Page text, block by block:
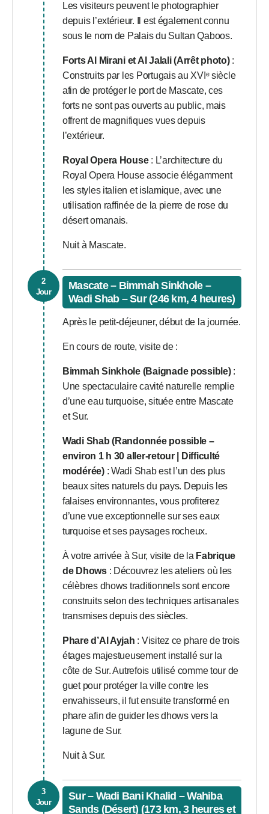
Les visiteurs peuvent le photographier
depuis l’extérieur. Il est également connu
sous le nom de Palais du Sultan Qaboos.
Forts Al Mirani et Al Jalali (Arrêt photo):
Construits par les Portugais au XVIᵉ siècle
afin de protéger le port de Mascate, ces
forts ne sont pas ouverts au public, mais
offrent de magnifiques vues depuis
l’extérieur.
Royal Opera House: L’architecture du
Royal Opera House associe élégamment
les styles italien et islamique, avec une
utilisation raffinée de la pierre de rose du
désert omanais.
Nuit à Mascate.
2
Jour
Mascate – Bimmah Sinkhole –
Wadi Shab – Sur (246 km, 4 heures)
Après le petit-déjeuner, début de la journée.
En cours de route, visite de :
Bimmah Sinkhole (Baignade possible):
Une spectaculaire cavité naturelle remplie
d’une eau turquoise, située entre Mascate
et Sur.
Wadi Shab (Randonnée possible –
environ 1 h 30 aller-retour | Difficulté
modérée): Wadi Shab est l’un des plus
beaux sites naturels du pays. Depuis les
falaises environnantes, vous profiterez
d’une vue exceptionnelle sur ses eaux
turquoise et ses paysages rocheux.
À votre arrivée à Sur, visite de la Fabrique
de Dhows: Découvrez les ateliers où les
célèbres dhows traditionnels sont encore
construits selon des techniques artisanales
transmises depuis des siècles.
Phare d’Al Ayjah : Visitez ce phare de trois
étages majestueusement installé sur la
côte de Sur. Autrefois utilisé comme tour de
guet pour protéger la ville contre les
envahisseurs, il fut ensuite transformé en
phare afin de guider les dhows vers la
lagune de Sur.
Nuit à Sur.
3
Jour
Sur – Wadi Bani Khalid – Wahiba
Sands (Désert) (173 km, 3 heures et